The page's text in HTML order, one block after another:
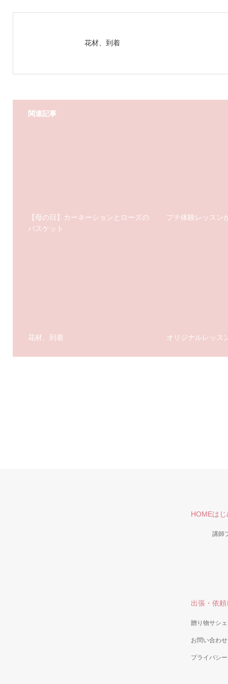
花材、到着
関連記事
【母の日】カーネーションとローズの
バスケット
プチ体験レッスン
花材、到着 オリジナルレッス
HOMEは
講師
出張・依
贈り物サシ
お問い合わせ
プライバシ